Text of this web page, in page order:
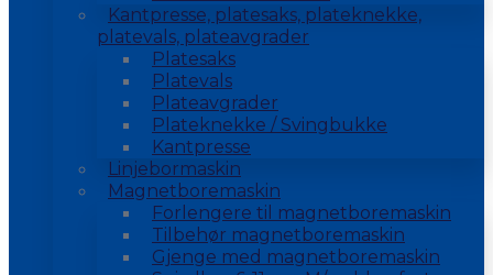
Kantpresse, platesaks, plateknekke,
platevals, plateavgrader
Platesaks
Platevals
Plateavgrader
Plateknekke / Svingbukke
Kantpresse
Linjebormaskin
Magnetboremaskin
Forlengere til magnetboremaskin
Tilbehør magnetboremaskin
Gjenge med magnetboremaskin